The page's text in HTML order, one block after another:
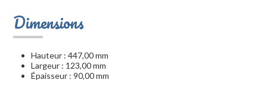
Dimensions
Hauteur : 447,00 mm
Largeur : 123,00 mm
Épaisseur : 90,00 mm